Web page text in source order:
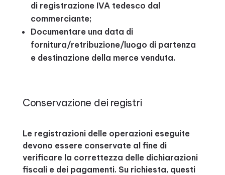
di registrazione IVA tedesco dal
commerciante;
Documentare una data di
fornitura/retribuzione/luogo di partenza
e destinazione della merce venduta.
Conservazione dei registri
Le registrazioni delle operazioni eseguite
devono essere conservate al fine di
verificare la correttezza delle dichiarazioni
fiscali e dei pagamenti. Su richiesta, questi